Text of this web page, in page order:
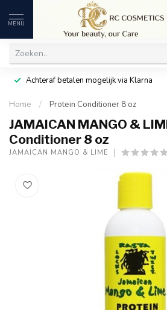
MENU
Achteraf betalen mogelijk via Klarna
Home / Protein Conditioner 8 oz
JAMAICAN MANGO &
Conditioner 8 oz
JAMAICAN MANGO & LIME